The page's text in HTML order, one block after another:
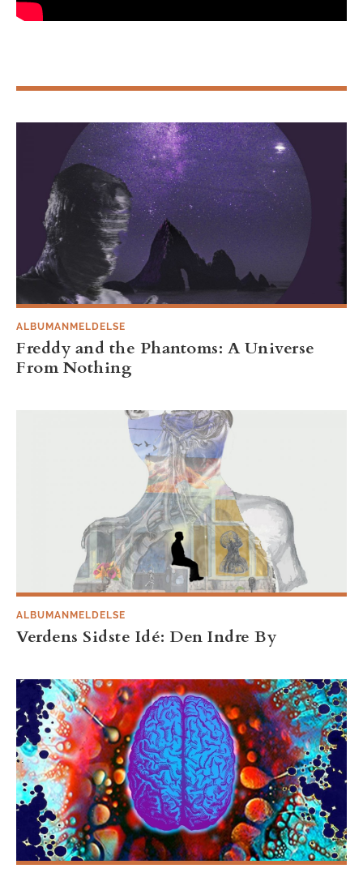
Freddy and the Phantoms: A Universe
From Nothing
ALBUMANMELDELSE
Verdens Sidste Idé: Den Indre By
ALBUMANMELDELSE